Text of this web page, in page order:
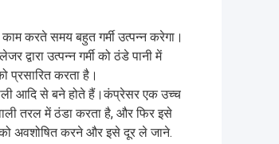
करते समय बहुत गर्मी उत्पन्न करेगा।
द्वारा उत्पन्न गर्मी को ठंडे पानी में
प्रसारित करता है।
आदि से बने होते हैं।कंप्रेसर एक उच्च
तरल में ठंडा करता है, और फिर इसे
को अवशोषित करने और इसे दूर ले जाने.